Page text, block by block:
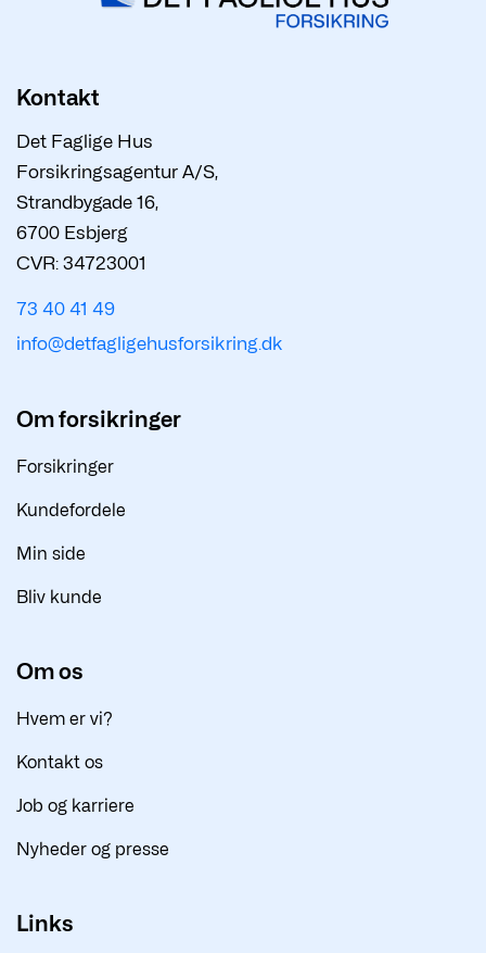
Kontakt
Det Faglige Hus
Forsikringsagentur A/S,
Strandbygade 16,
6700 Esbjerg
CVR: 34723001
73 40 41 49
info@detfagligehusforsikring.dk
Om forsikringer
Forsikringer
Kundefordele
Min side
Bliv kunde
Om os
Hvem er vi?
Kontakt os
Job og karriere
Nyheder og presse
Links